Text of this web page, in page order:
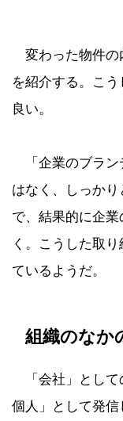
変わった物件の
を紹介する。こ
良い。
「企業のブラン
はなく、しっか
で、結果的に企
く。こうした取
ているようだ。
組織のなか
「会社」として
個人」として発